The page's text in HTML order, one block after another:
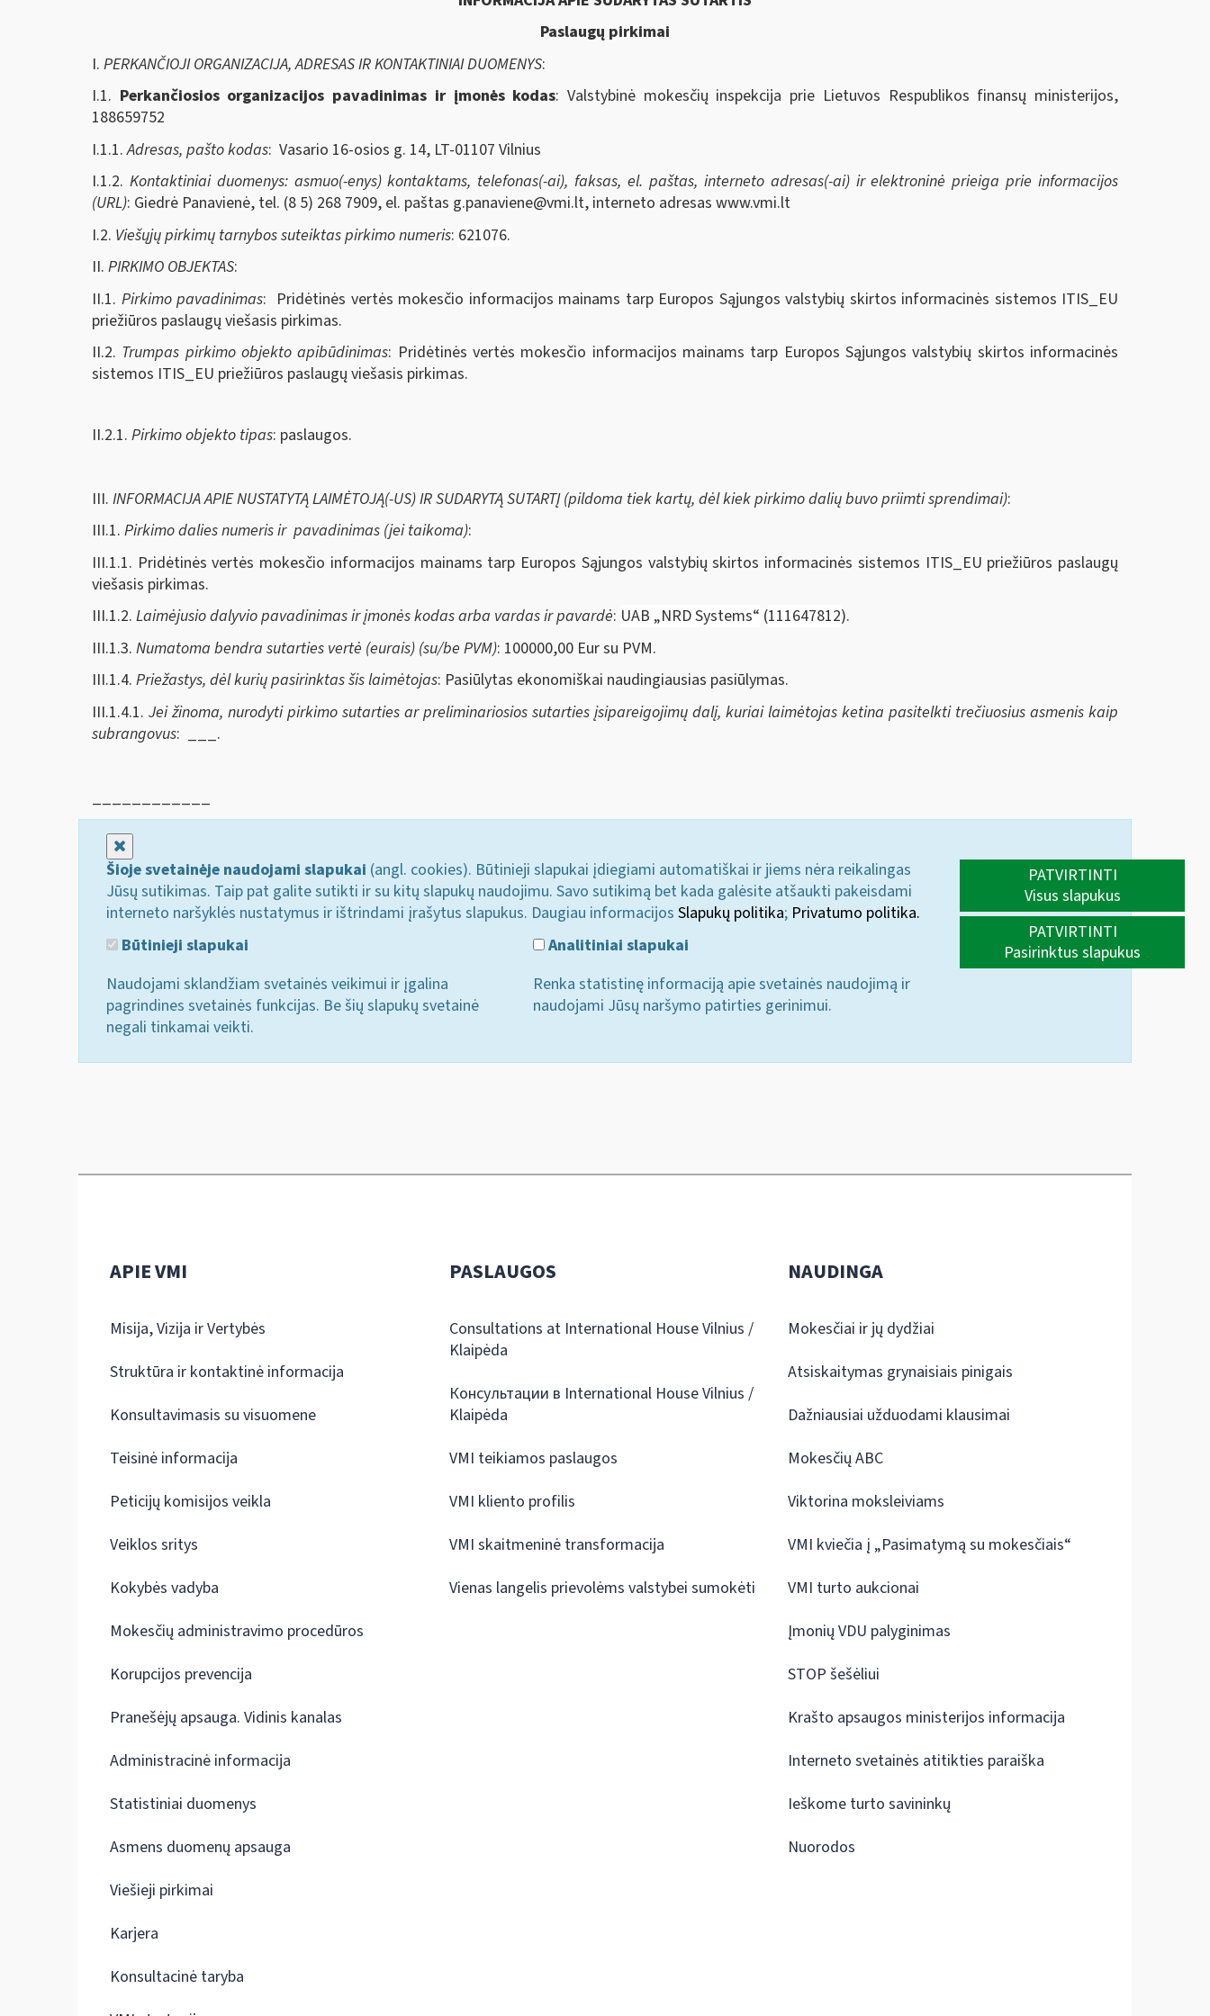
Paslaugų pirkimai
I. PERKANČIOJI ORGANIZACIJA, ADRESAS IR KONTAKTINIAI DUOMENYS:
I.1. Perkančiosios organizacijos pavadinimas ir įmonės kodas: Valstybinė mokesčių inspekcija prie Lietuvos Respublikos finansų ministerijos,
188659752
I.1.1.Adresas, pašto kodas: Vasario 16-osios g. 14, LT-01107 Vilnius
I.1.2. Kontaktiniai duomenys: asmuo(-enys) kontaktams, telefonas(-ai), faksas, el. paštas, interneto adresas(-ai) ir elektroninė prieiga prie informacijos
(URL): Giedrė Panavienė, tel. (8 5) 268 7909, el. paštas g.panaviene@vmi.lt, interneto adresas www.vmi.lt
I.2. Viešųjų pirkimų tarnybos suteiktas pirkimo numeris: 621076.
II. PIRKIMO OBJEKTAS:
II.1. Pirkimo pavadinimas: Pridėtinės vertės mokesčio informacijos mainams tarp Europos Sąjungos valstybių skirtos informacinės sistemos ITIS_EU
priežiūros paslaugų viešasis pirkimas.
II.2. Trumpas pirkimo objekto apibūdinimas: Pridėtinės vertės mokesčio informacijos mainams tarp Europos Sąjungos valstybių skirtos informacinės
sistemos ITIS_EU priežiūros paslaugų viešasis pirkimas.
II.2.1. Pirkimo objekto tipas: paslaugos.
III. INFORMACIJA APIE NUSTATYTĄ LAIMĖTOJĄ(-US) IR SUDARYTĄ SUTARTĮ (pildoma tiek kartų, dėl kiek pirkimo dalių buvo priimti sprendimai):
III.1. Pirkimo dalies numeris ir pavadinimas (jei taikoma):
III.1.1. Pridėtinės vertės mokesčio informacijos mainams tarp Europos Sąjungos valstybių skirtos informacinės sistemos ITIS_EU priežiūros paslaugų
viešasis pirkimas.
III.1.2. Laimėjusio dalyvio pavadinimas ir įmonės kodas arba vardas ir pavardė: UAB „NRD Systems“ (111647812).
III.1.3. Numatoma bendra sutarties vertė (eurais) (su/be PVM): 100000,00 Eur su PVM.
III.1.4. Priežastys, dėl kurių pasirinktas šis laimėtojas: Pasiūlytas ekonomiškai naudingiausias pasiūlymas.
III.1.4.1. Jei žinoma, nurodyti pirkimo sutarties ar preliminariosios sutarties įsipareigojimų dalį, kuriai laimėtojas ketina pasitelkti trečiuosius asmenis kaip
subrangovus: ___.
Šioje svetainėje naudojami slapukai (angl. cookies). Būtinieji slapukai įdiegiami automatiškai ir jiems nėra reikalingas
Jūsų sutikimas. Taip pat galite sutikti ir su kitų slapukų naudojimu. Savo sutikimą bet kada galėsite atšaukti pakeisdami
interneto naršyklės nustatymus ir ištrindami įrašytus slapukus. Daugiau informacijos Slapukų politika; Privatumo politika.
Būtinieji slapukai
Naudojami sklandžiam svetainės veikimui ir įgalina
pagrindines svetainės funkcijas. Be šių slapukų svetainė
negali tinkamai veikti.
Analitiniai slapukai
Renka statistinę informaciją apie svetainės naudojimą ir
naudojami Jūsų naršymo patirties gerinimui.
PATVIRTINTI
Visus slapukus
PATVIRTINTI
Pasirinktus slapukus
APIE VMI
Misija, Vizija ir Vertybės
Struktūra ir kontaktinė informacija
Konsultavimasis su visuomene
Teisinė informacija
Peticijų komisijos veikla
Veiklos sritys
Kokybės vadyba
Mokesčių administravimo procedūros
Korupcijos prevencija
Pranešėjų apsauga. Vidinis kanalas
Administracinė informacija
Statistiniai duomenys
Asmens duomenų apsauga
Viešieji pirkimai
Karjera
Konsultacinė taryba
PASLAUGOS
Consultations at International House Vilnius /
Klaipėda
Консультации в International House Vilnius /
Klaipėda
VMI teikiamos paslaugos
VMI kliento profilis
VMI skaitmeninė transformacija
Vienas langelis prievolėms valstybei sumokėti
NAUDINGA
Mokesčiai ir jų dydžiai
Atsiskaitymas grynaisiais pinigais
Dažniausiai užduodami klausimai
Mokesčių ABC
Viktorina moksleiviams
VMI kviečia į „Pasimatymą su mokesčiais“
VMI turto aukcionai
Įmonių VDU palyginimas
STOP šešėliui
Krašto apsaugos ministerijos informacija
Interneto svetainės atitikties paraiška
Ieškome turto savininkų
Nuorodos